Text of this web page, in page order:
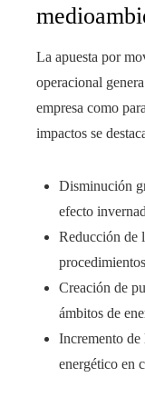
La apuesta por
operacional
empresa como
impactos se
Disminución
efecto
Reducción de
Creación de
ámbitos de
Incremento
energético en